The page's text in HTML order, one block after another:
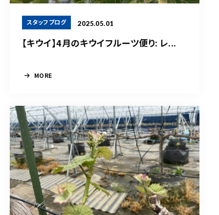
スタッフブログ 2025.05.01
【キウイ】4月のキウイフルーツ便り: レ...
MORE